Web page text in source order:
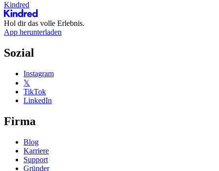
Kindred
Hol dir das volle Erlebnis.
App herunterladen
Sozial
Instagram
𝕏
TikTok
LinkedIn
Firma
Blog
Karriere
Support
Gründer